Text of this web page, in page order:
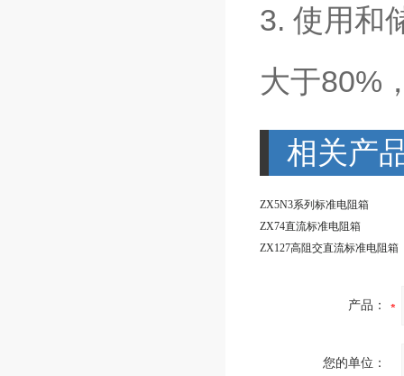
3. 使用和
大于80%
相关产
ZX5N3系列标准电阻箱
ZX74直流标准电阻箱
ZX127高阻交直流标准电阻箱
产品：
您的单位：